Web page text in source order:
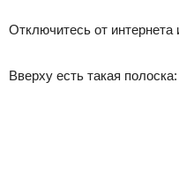
Отключитесь от интернета
Вверху есть такая полоска: